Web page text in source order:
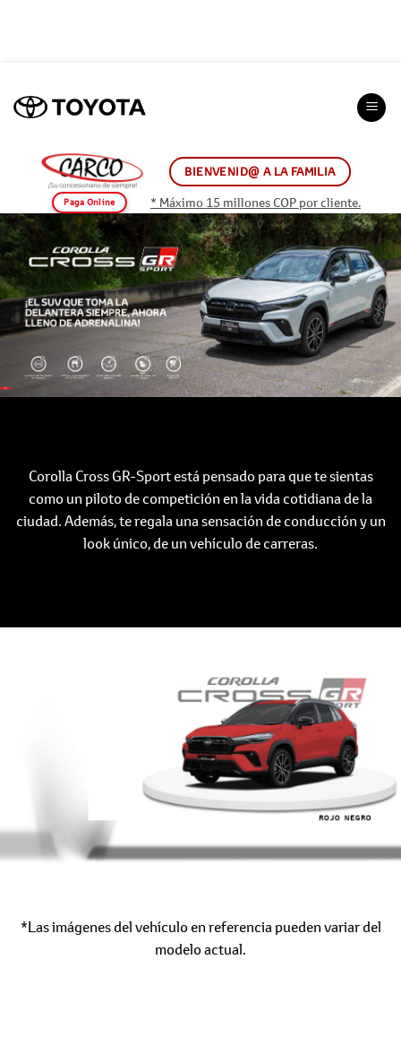
contenido
BIENVENID@ A LA FAMILIA
Paga Online * Máximo 15 millones COP por cliente.
Corolla Cross GR-Sport está pensado para que te sientas
como un piloto de competición en la vida cotidiana de la
ciudad. Además, te regala una sensación de conducción y un
look único, de un vehículo de carreras.
*Las imágenes del vehículo en referencia pueden variar del
modelo actual.